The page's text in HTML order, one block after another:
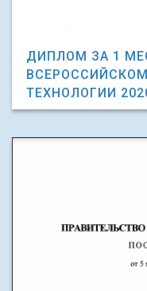
ДИПЛОМ ЗА 1
ТЕХНОЛОГИИ